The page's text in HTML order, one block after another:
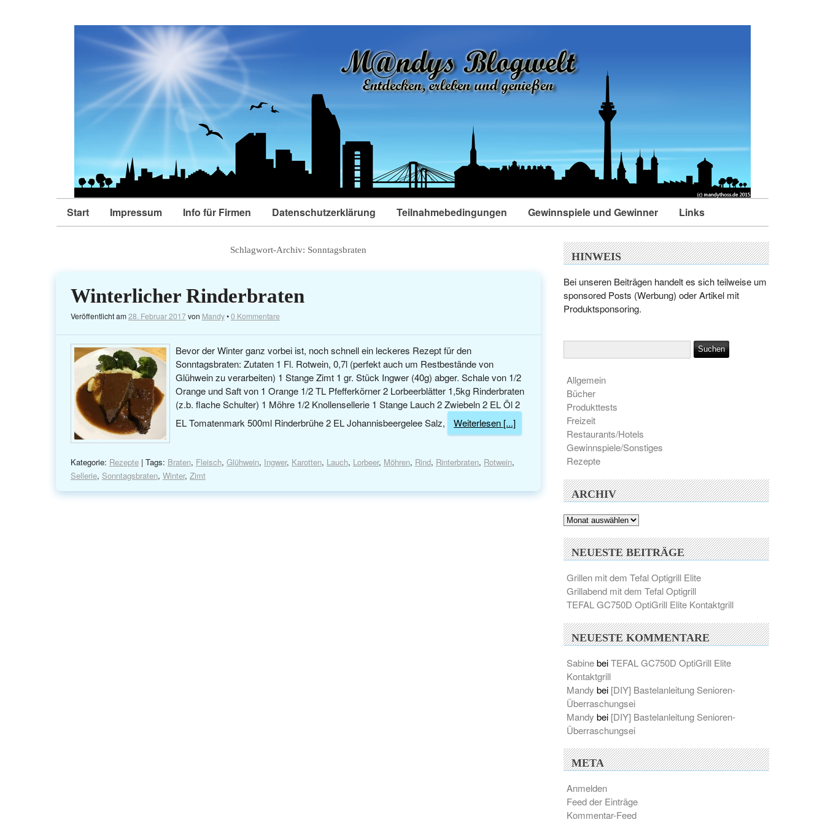
Start Impressum Info für Firmen Datenschutzerklärung Teilnahmebedingungen Gewinnspiele und Gewinner Links
Schlagwort-Archiv: Sonntagsbraten
Winterlicher Rinderbraten
Veröffentlicht am28. Februar 2017von Mandy•0 Kommentare
Bevor der Winter ganz vorbei ist, noch schnell ein leckeres Rezept für den
Sonntagsbraten: Zutaten 1 Fl. Rotwein, 0,7l (perfekt auch um Restbestände von
Glühwein zu verarbeiten) 1 Stange Zimt 1 gr. Stück Ingwer (40g) abger. Schale von 1/2
Orange und Saft von 1 Orange 1/2 TL Pfefferkörner 2 Lorbeerblätter 1,5kg Rinderbraten
(z.b. flache Schulter) 1 Möhre 1/2 Knollensellerie 1 Stange Lauch 2 Zwiebeln 2 EL Öl 2
EL Tomatenmark 500ml Rinderbrühe 2 EL Johannisbeergelee Salz,
Weiterlesen [...]
Kategorie: Rezepte| Tags: Braten, Fleisch, Glühwein, Ingwer, Karotten, Lauch, Lorbeer, Möhren, Rind, Rinterbraten, Rotwein,
Sellerie, Sonntagsbraten, Winter, Zimt
HINWEIS
Bei unseren Beiträgen handelt es sich teilweise um
sponsored Posts (Werbung) oder Artikel mit
Produktsponsoring.
Allgemein
Bücher
Produkttests
Freizeit
Restaurants/Hotels
Gewinnspiele/Sonstiges
Rezepte
ARCHIV
Archiv
NEUESTE BEITRÄGE
Grillen mit dem Tefal Optigrill Elite
Grillabend mit dem Tefal Optigrill
TEFAL GC750D OptiGrill Elite Kontaktgrill
NEUESTE KOMMENTARE
SabinebeiTEFAL GC750D OptiGrill Elite
Kontaktgrill
Mandy bei [DIY] Bastelanleitung Senioren-
Überraschungsei
Mandy bei [DIY] Bastelanleitung Senioren-
Überraschungsei
META
Anmelden
Feed der Einträge
Kommentar-Feed